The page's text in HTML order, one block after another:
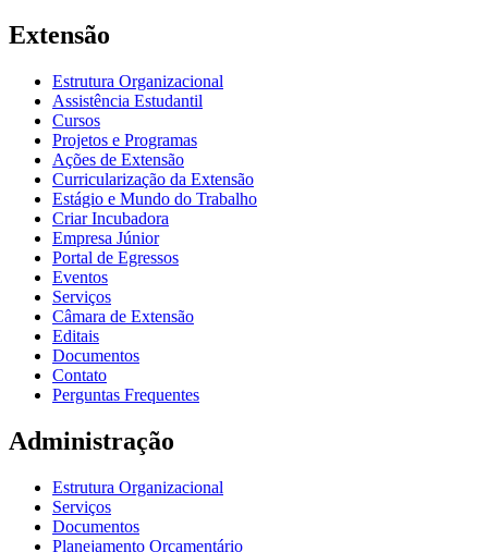
Extensão
Estrutura Organizacional
Assistência Estudantil
Cursos
Projetos e Programas
Ações de Extensão
Curricularização da Extensão
Estágio e Mundo do Trabalho
Criar Incubadora
Empresa Júnior
Portal de Egressos
Eventos
Serviços
Câmara de Extensão
Editais
Documentos
Contato
Perguntas Frequentes
Administração
Estrutura Organizacional
Serviços
Documentos
Planejamento Orçamentário